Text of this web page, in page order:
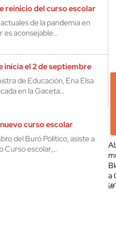
reinicio del curso escolar
de la pandemia en
es aconsejable…
inicia el 2 de septiembre
de Educación, Ena Elsa
en la Gaceta…
curso escolar
del Buró Político, asiste a
Curso escolar,…
a